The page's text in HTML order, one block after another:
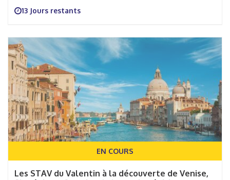
13 Jours restants
EN COURS
Les STAV du Valentin à la découverte de Venise,